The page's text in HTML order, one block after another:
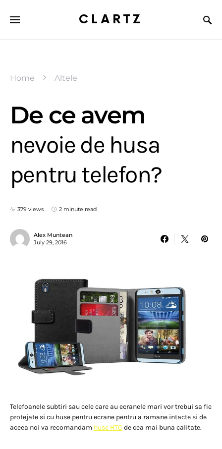
CLARTZ
Home Altele
De ce avem
nevoie de husa
pentru telefon?
379 views 2 minute read
Alex Muntean
July 29, 2016
Telefoanele subtiri sau cele care au ecranele mari vor trebui sa fie
protejate si cu huse pentru ecrane pentru a ramane intacte si de
aceea noi va recomandam huse HTC de cea mai buna calitate.